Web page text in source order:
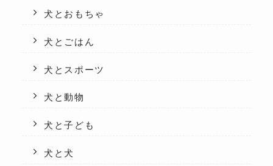
犬とおもちゃ
犬とごはん
犬とスポーツ
犬と動物
犬と子ども
犬と犬